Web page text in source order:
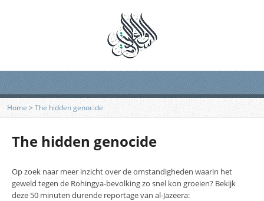
Home > The hidden genocide
The hidden genocide
Op zoek naar meer inzicht over de omstandigheden waarin het
geweld tegen de Rohingya-bevolking zo snel kon groeien? Bekijk
deze 50 minuten durende reportage van al-Jazeera: